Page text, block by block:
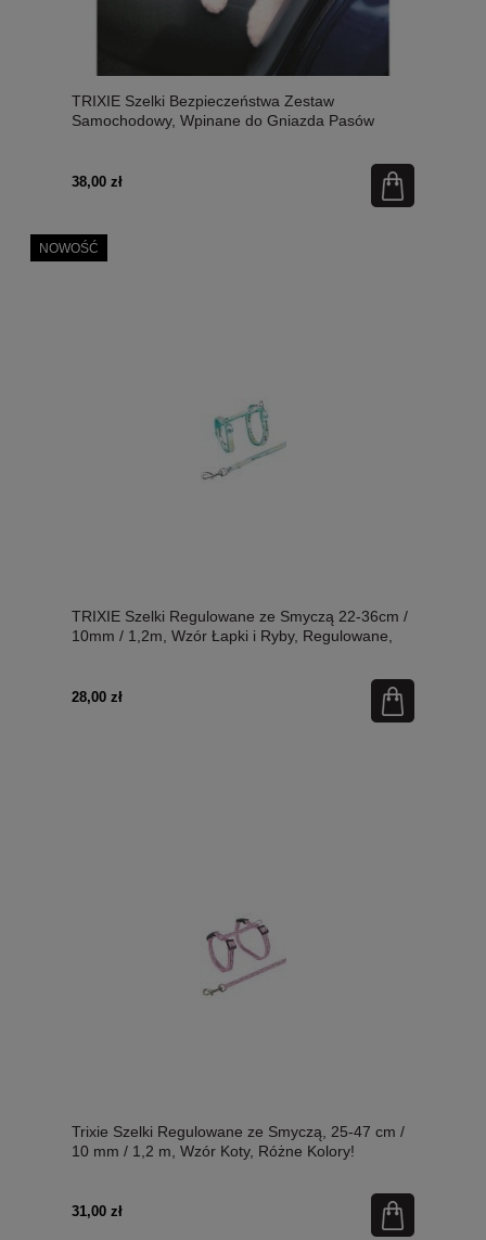
TRIXIE Szelki Bezpieczeństwa Zestaw
Samochodowy, Wpinane do Gniazda Pasów
38,00 zł
TRIXIE Szelki Regulowane ze Smyczą 22-36cm /
10mm / 1,2m, Wzór Łapki i Ryby, Regulowane,
28,00 zł
NOWOŚĆ
Trixie Szelki Regulowane ze Smyczą, 25-47 cm /
10 mm / 1,2 m, Wzór Koty, Różne Kolory!
31,00 zł